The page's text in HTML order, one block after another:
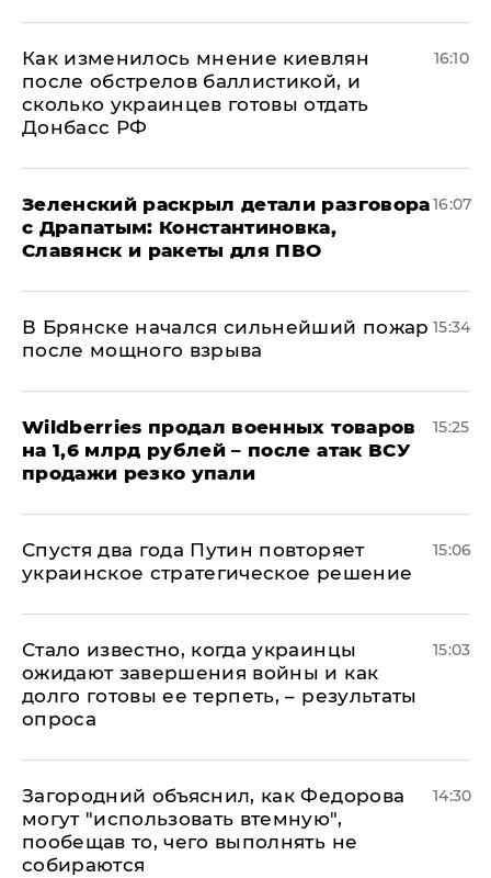
Как изменилось мнение киевлян
после обстрелов баллистикой, и
сколько украинцев готовы отдать
Донбасс РФ
16:10
​Зеленский раскрыл детали разговора
с Драпатым: Константиновка,
Славянск и ракеты для ПВО
16:07
В Брянске начался сильнейший пожар
после мощного взрыва
15:34
​Wildberries продал военных товаров
на 1,6 млрд рублей – после атак ВСУ
продажи резко упали
15:25
Спустя два года Путин повторяет
украинское стратегическое решение
15:06
Стало известно, когда украинцы
ожидают завершения войны и как
долго готовы ее терпеть, – результаты
опроса
15:03
Загородний объяснил, как Федорова
могут "использовать втемную",
пообещав то, чего выполнять не
собираются
14:30